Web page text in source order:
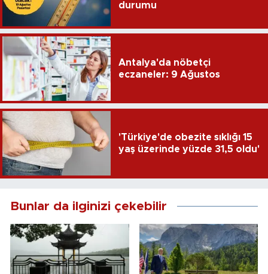
durumu
Antalya'da nöbetçi
eczaneler: 9 Ağustos
'Türkiye'de obezite sıklığı 15
yaş üzerinde yüzde 31,5 oldu'
Bunlar da ilginizi çekebilir